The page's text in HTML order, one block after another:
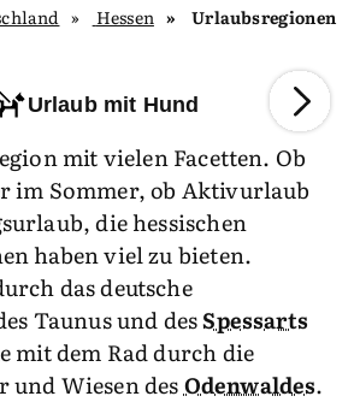
Urlaubsregionen
Hessen
Urlaub mit Hund
mit vielen Facetten. Ob
im Sommer, ob Aktivurlaub
die hessischen
haben viel zu bieten.
das deutsche
Taunus und desSpessarts
mit dem Rad durch die
Wiesen desOdenwaldes.